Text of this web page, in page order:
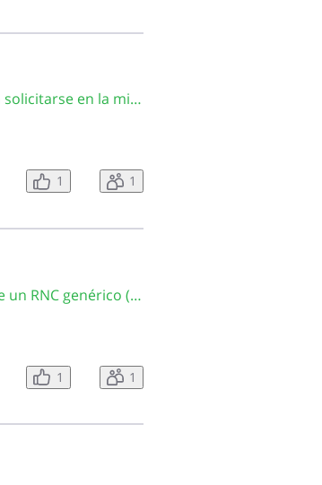
CA2776 ¿Los duplicados de marbetes por pérdida deben solicitarse en la misma provincia donde se realizó la denuncia de pérdida?
1 1
CA3671 ¿Puedo renovar el marbete si mi matrícula posee un RNC genérico (130-00000-1)?
1 1